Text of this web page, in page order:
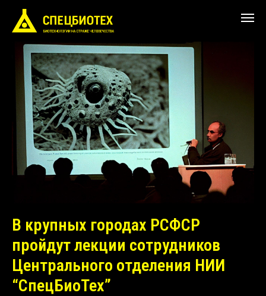
В крупных городах РСФСР
пройдут лекции сотрудников
Центрального отделения НИИ
“СпецБиоТех”